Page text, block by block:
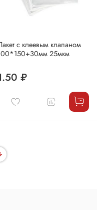
с клеевым клапаном
25мкм
₽